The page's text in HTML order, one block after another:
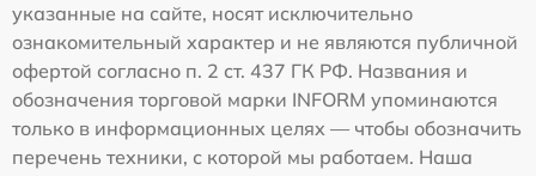
указанные на сайте, носят исключительно
ознакомительный характер и не являются публичной
офертой согласно п. 2 ст. 437 ГК РФ. Названия и
обозначения торговой марки INFORM упоминаются
только в информационных целях — чтобы обозначить
перечень техники, с которой мы работаем. Наша